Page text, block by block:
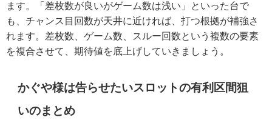
ます。「差枚数が良いがゲーム数は浅い」といった台で
も、チャンス目回数が天井に近ければ、打つ根拠が補強さ
れます。差枚数、ゲーム数、スルー回数という複数の要素
を複合させて、期待値を底上げしていきましょう。
かぐや様は告らせたいスロットの有利区間狙
いのまとめ